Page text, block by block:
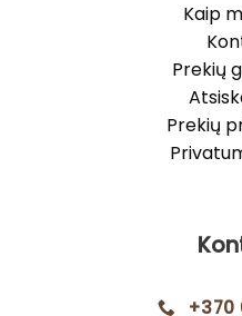
Kaip
Prekių
Prekių
+370